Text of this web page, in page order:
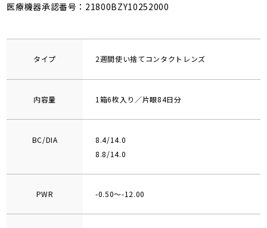
医療機器承認番号：21800BZY10252000
タイプ 2週間使い捨てコンタクトレンズ
内容量 1箱6枚入り／片眼84日分
BC/DIA
8.4/14.0
8.8/14.0
PWR -0.50～-12.00